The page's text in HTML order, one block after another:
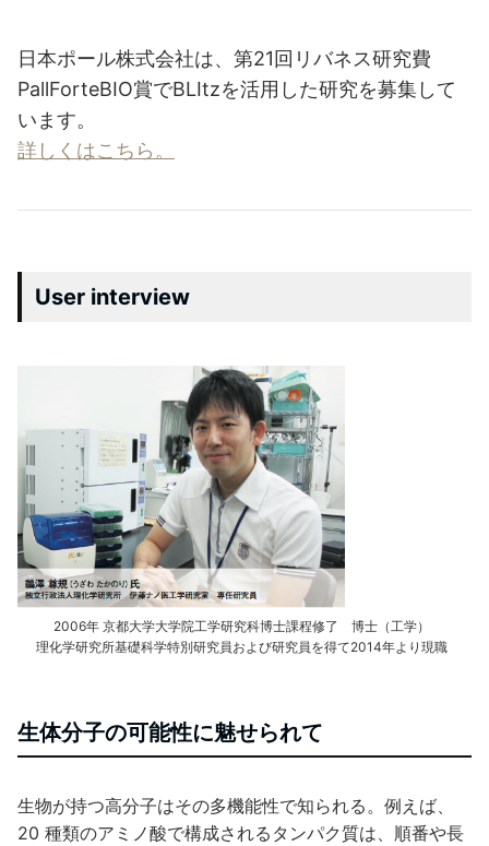
日本ポール株式会社は、第21回リバネス研究費
PallForteBIO賞でBLItzを活用した研究を募集して
います。
詳しくはこちら。
User interview
2006年 京都大学大学院工学研究科博士課程修了 博士（工学）
理化学研究所基礎科学特別研究員および研究員を得て2014年より現職
生体分子の可能性に魅せられて
生物が持つ高分子はその多機能性で知られる。例えば、
20 種類のアミノ酸で構成されるタンパク質は、順番や長